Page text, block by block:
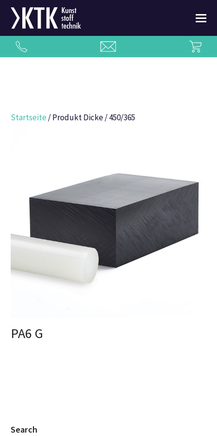
Startseite / Produkt Dicke / 450/365
PA6 G
Search